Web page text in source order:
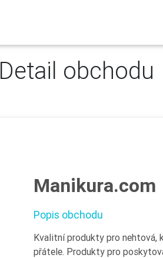
Detail obchodu
Manikura.com
Popis obchodu
Kvalitní produkty pro nehtová,
přátele. Produkty pro